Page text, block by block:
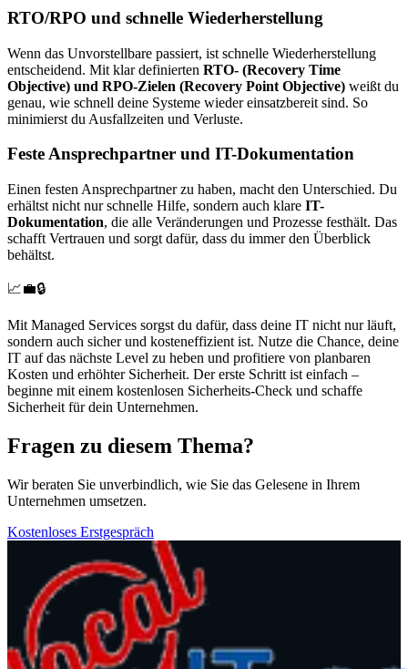
RTO/RPO und schnelle Wiederherstellung
Wenn das Unvorstellbare passiert, ist schnelle Wiederherstellung
entscheidend. Mit klar definierten RTO- (Recovery Time
Objective) und RPO-Zielen (Recovery Point Objective) weißt du
genau, wie schnell deine Systeme wieder einsatzbereit sind. So
minimierst du Ausfallzeiten und Verluste.
Feste Ansprechpartner und IT-Dokumentation
Einen festen Ansprechpartner zu haben, macht den Unterschied. Du
erhältst nicht nur schnelle Hilfe, sondern auch klare IT-
Dokumentation, die alle Veränderungen und Prozesse festhält. Das
schafft Vertrauen und sorgt dafür, dass du immer den Überblick
behältst.
📈💼🔒
Mit Managed Services sorgst du dafür, dass deine IT nicht nur läuft,
sondern auch sicher und kosteneffizient ist. Nutze die Chance, deine
IT auf das nächste Level zu heben und profitiere von planbaren
Kosten und erhöhter Sicherheit. Der erste Schritt ist einfach –
beginne mit einem kostenlosen Sicherheits-Check und schaffe
Sicherheit für dein Unternehmen.
Fragen zu diesem Thema?
Wir beraten Sie unverbindlich, wie Sie das Gelesene in Ihrem
Unternehmen umsetzen.
Kostenloses Erstgespräch